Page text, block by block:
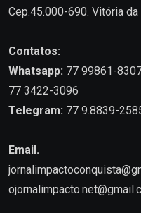
Cep.45.000-690. Vitória
Contatos:
Whatsapp: 77 99861-
77 3422-3096
Telegram: 77 9.8839-
Email.